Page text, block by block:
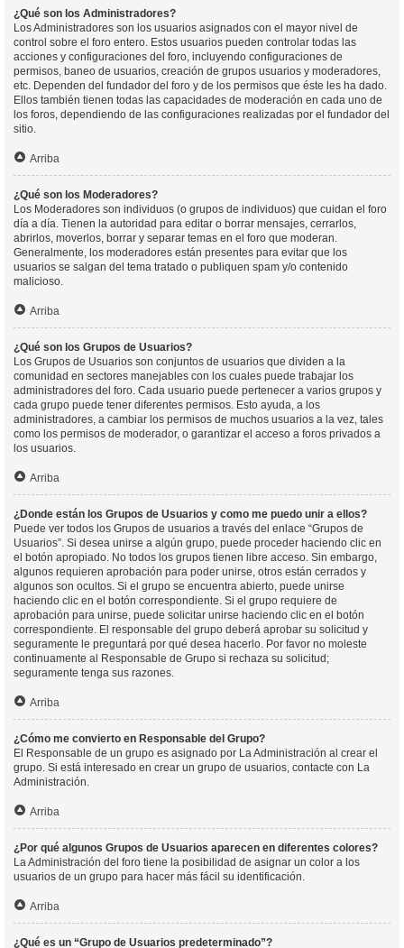
¿Qué son los Administradores?
Los Administradores son los usuarios asignados con el mayor nivel de
control sobre el foro entero. Estos usuarios pueden controlar todas las
acciones y configuraciones del foro, incluyendo configuraciones de
permisos, baneo de usuarios, creación de grupos usuarios y moderadores,
etc. Dependen del fundador del foro y de los permisos que éste les ha dado.
Ellos también tienen todas las capacidades de moderación en cada uno de
los foros, dependiendo de las configuraciones realizadas por el fundador del
sitio.
Arriba
¿Qué son los Moderadores?
Los Moderadores son individuos (o grupos de individuos) que cuidan el foro
día a día. Tienen la autoridad para editar o borrar mensajes, cerrarlos,
abrirlos, moverlos, borrar y separar temas en el foro que moderan.
Generalmente, los moderadores están presentes para evitar que los
usuarios se salgan del tema tratado o publiquen spam y/o contenido
malicioso.
Arriba
¿Qué son los Grupos de Usuarios?
Los Grupos de Usuarios son conjuntos de usuarios que dividen a la
comunidad en sectores manejables con los cuales puede trabajar los
administradores del foro. Cada usuario puede pertenecer a varios grupos y
cada grupo puede tener diferentes permisos. Esto ayuda, a los
administradores, a cambiar los permisos de muchos usuarios a la vez, tales
como los permisos de moderador, o garantizar el acceso a foros privados a
los usuarios.
Arriba
¿Donde están los Grupos de Usuarios y como me puedo unir a ellos?
Puede ver todos los Grupos de usuarios a través del enlace “Grupos de
Usuarios”. Si desea unirse a algún grupo, puede proceder haciendo clic en
el botón apropiado. No todos los grupos tienen libre acceso. Sin embargo,
algunos requieren aprobación para poder unirse, otros están cerrados y
algunos son ocultos. Si el grupo se encuentra abierto, puede unirse
haciendo clic en el botón correspondiente. Si el grupo requiere de
aprobación para unirse, puede solicitar unirse haciendo clic en el botón
correspondiente. El responsable del grupo deberá aprobar su solicitud y
seguramente le preguntará por qué desea hacerlo. Por favor no moleste
continuamente al Responsable de Grupo si rechaza su solicitud;
seguramente tenga sus razones.
Arriba
¿Cómo me convierto en Responsable del Grupo?
El Responsable de un grupo es asignado por La Administración al crear el
grupo. Si está interesado en crear un grupo de usuarios, contacte con La
Administración.
Arriba
¿Por qué algunos Grupos de Usuarios aparecen en diferentes colores?
La Administración del foro tiene la posibilidad de asignar un color a los
usuarios de un grupo para hacer más fácil su identificación.
Arriba
¿Qué es un “Grupo de Usuarios predeterminado”?